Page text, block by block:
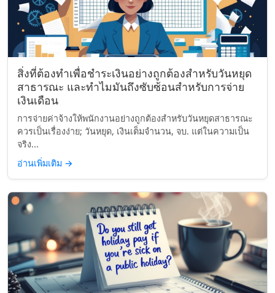
สิ่งที่ต้องทำเพื่อชำระเงินอย่างถูกต้องสำหรับวันหยุด
สาธารณะ และทำไมมันถึงซับซ้อนสำหรับการจ่าย
เงินเดือน
การจ่ายค่าจ้างให้พนักงานอย่างถูกต้องสำหรับวันหยุดสาธารณะ
ควรเป็นเรื่องง่าย; วันหยุด, เงินเต็มจำนวน, จบ. แต่ในความเป็น
จริง...
อ่านเพิ่มเติม →